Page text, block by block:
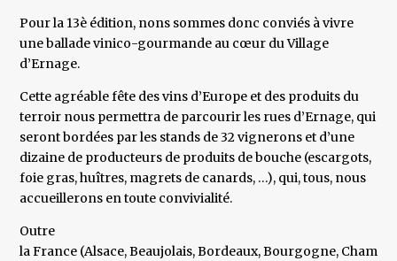
Pour la 13è édition, nons sommes donc conviés à vivre
une ballade vinico-gourmande au cœur du Village
d’Ernage.
Cette agréable fête des vins d’Europe et des produits du
terroir nous permettra de parcourir les rues d’Ernage, qui
seront bordées par les stands de 32 vignerons et d’une
dizaine de producteurs de produits de bouche (escargots,
foie gras, huîtres, magrets de canards, …), qui, tous, nous
accueillerons en toute convivialité.
Outre
la France (Alsace, Beaujolais, Bordeaux, Bourgogne,